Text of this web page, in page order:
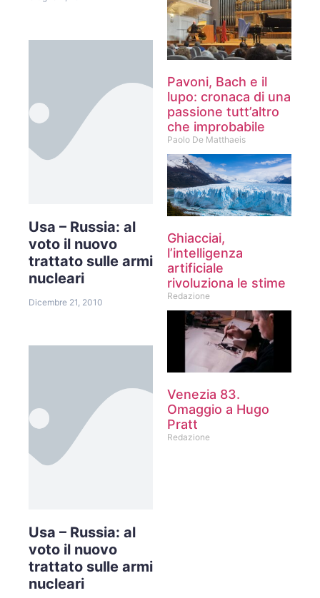
Usa – Russia: al
voto il nuovo
trattato sulle armi
nucleari
Dicembre 21, 2010
Usa – Russia: al
voto il nuovo
trattato sulle armi
nucleari
Pavoni, Bach e il
lupo: cronaca di una
passione tutt’altro
che improbabile
Paolo De Matthaeis
Ghiacciai,
l’intelligenza
artificiale
rivoluziona le stime
Redazione
Venezia 83.
Omaggio a Hugo
Pratt
Redazione